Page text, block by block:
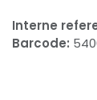
Interne
Barcode: